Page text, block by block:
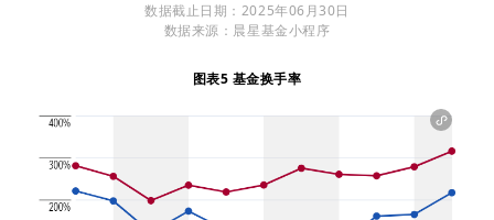
数据截止日期：2025年06月30日
数据来源：晨星基金小程序
图表5 基金换手率